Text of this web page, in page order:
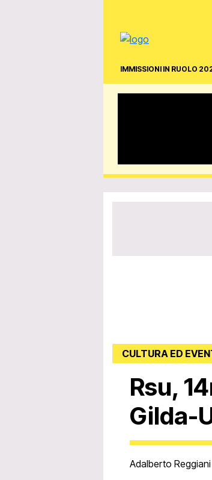
IMMISSIONI IN RUOLO
CULTURA ED
Rsu,
Gilda-
Adalberto Reggiani